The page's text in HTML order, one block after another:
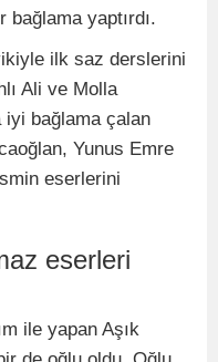
bağlama yaptırdı.
ilk saz derslerini
Ali ve Molla
iyi bağlama çalan
Yunus Emre
eserlerini
eserleri
ile yapan Aşık